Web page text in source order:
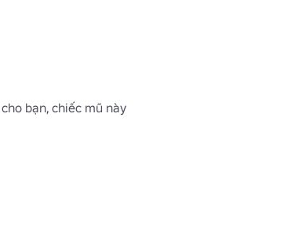
bạn, chiếc mũ này